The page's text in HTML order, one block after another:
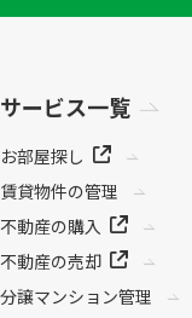
サービス一覧
お部屋探し
賃貸物件の管理
不動産の購入
不動産の売却
分譲マンション管理